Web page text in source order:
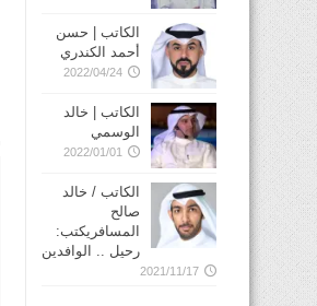
الكاتب | حسن
أحمد الكندري
2022/04/24
الكاتب | خالد
الوسمي
2022/01/01
الكاتب / خالد
صالح
المسافريكتب:
رحيل .. الوافدين
2021/11/17